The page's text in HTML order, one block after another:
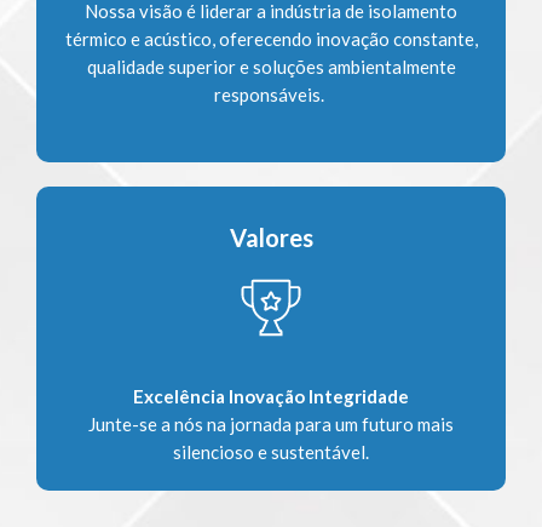
Nossa visão é liderar a indústria de isolamento
térmico e acústico, oferecendo inovação constante,
qualidade superior e soluções ambientalmente
responsáveis.
Valores
Excelência Inovação Integridade
Junte-se a nós na jornada para um futuro mais
silencioso e sustentável.